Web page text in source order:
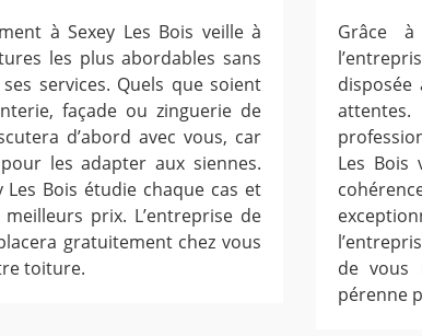
à Sexey Les Bois veille à
les plus abordables sans
services. Quels que soient
façade ou zinguerie de
d’abord avec vous, car
les adapter aux siennes.
Les Bois étudie chaque cas et
prix. L’entreprise de
gratuitement chez vous
toiture.
Grâce
Les Bois
de vous
pérenne